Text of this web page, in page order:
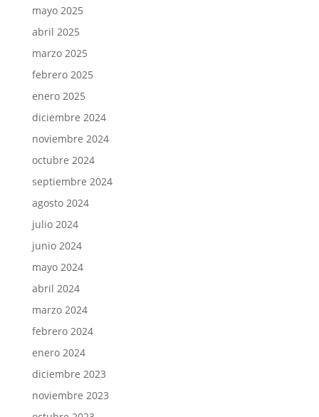
mayo 2025
abril 2025
marzo 2025
febrero 2025
enero 2025
diciembre 2024
noviembre 2024
octubre 2024
septiembre 2024
agosto 2024
julio 2024
junio 2024
mayo 2024
abril 2024
marzo 2024
febrero 2024
enero 2024
diciembre 2023
noviembre 2023